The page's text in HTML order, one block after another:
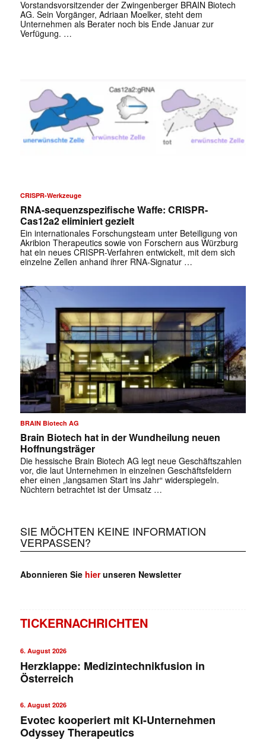
✕
Vorstandsvorsitzender der Zwingenberger BRAIN Biotech
AG. Sein Vorgänger, Adriaan Moelker, steht dem
Unternehmen als Berater noch bis Ende Januar zur
Verfügung. …
CRISPR-Werkzeuge
RNA-sequenzspezifische Waffe: CRISPR-
Cas12a2 eliminiert gezielt
Ein internationales Forschungsteam unter Beteiligung von
Akribion Therapeutics sowie von Forschern aus Würzburg
hat ein neues CRISPR-Verfahren entwickelt, mit dem sich
einzelne Zellen anhand ihrer RNA-Signatur …
BRAIN Biotech AG
Brain Biotech hat in der Wundheilung neuen
Hoffnungsträger
Die hessische Brain Biotech AG legt neue Geschäftszahlen
vor, die laut Unternehmen in einzelnen Geschäftsfeldern
eher einen „langsamen Start ins Jahr“ widerspiegeln.
Nüchtern betrachtet ist der Umsatz …
SIE MÖCHTEN KEINE INFORMATION
VERPASSEN?
Abonnieren Sie hierunseren Newsletter
TICKERNACHRICHTEN
6. August 2026
Herzklappe: Medizintechnikfusion in
Österreich
6. August 2026
Evotec kooperiert mit KI-Unternehmen
Odyssey Therapeutics